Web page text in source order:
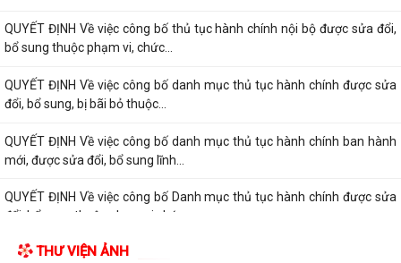
QUYẾT ĐỊNH Về việc công bố thủ tục hành chính nội bộ được sửa đổi,
bổ sung thuộc phạm vi, chức...
QUYẾT ĐỊNH Về việc công bố danh mục thủ tục hành chính được sửa
đổi, bổ sung, bị bãi bỏ thuộc...
QUYẾT ĐỊNH Về việc công bố danh mục thủ tục hành chính ban hành
mới, được sửa đổi, bổ sung lĩnh...
QUYẾT ĐỊNH Về việc công bố Danh mục thủ tục hành chính được sửa
đổi, bổ sung thuộc phạm vi chức...
QUYẾT ĐỊNH tháng năm 2026 Về việc công bố thủ tục hành chính nội
THƯ VIỆN ẢNH